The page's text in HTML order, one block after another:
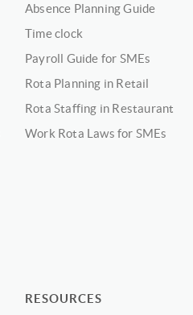
Absence Planning Guide
Time clock
Payroll Guide for SMEs
Rota Planning in Retail
Rota Staffing in Restaurant
Work Rota Laws for SMEs
RESOURCES